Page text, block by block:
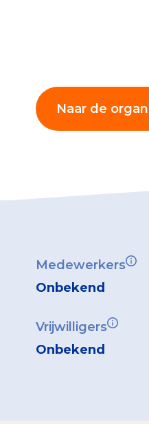
Naar de
Medewerkers
Onbekend
Vrijwilligers
Onbekend